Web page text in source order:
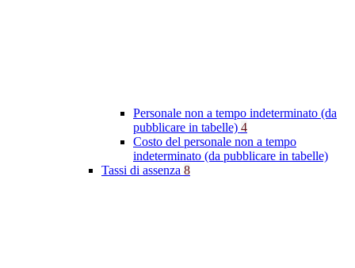
Personale non a tempo indeterminato (da
pubblicare in tabelle) 4
Costo del personale non a tempo
indeterminato (da pubblicare in tabelle)
Tassi di assenza 8